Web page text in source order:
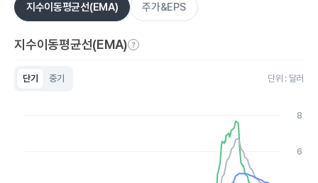
지수이동평균선(EMA) 주가&EPS
지수이동평균선(EMA)
단기 중기 단위 : 달러
The chart has 1 X axis displaying Time. Data ranges from
The chart has 1 Y axis displaying values. Data ranges from6
8